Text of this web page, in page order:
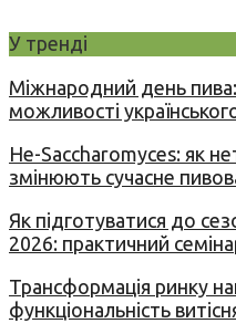
У тренді
Міжнародний день пива:
можливості
Не-Saccharomyces: як
змінюють сучасне
Як підготуватися до
2026: практичний
Трансформація ринку
функціональність